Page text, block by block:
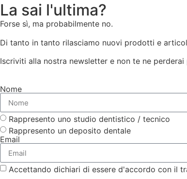
La sai l'ultima?
Forse sì, ma probabilmente no.
Di tanto in tanto rilasciamo nuovi prodotti e
Iscriviti alla nostra newsletter e non te ne perderai
Nome
Rappresento uno studio dentistico / tecnico
Rappresento un deposito dentale
Email
Accettando dichiari di essere d'accordo con il